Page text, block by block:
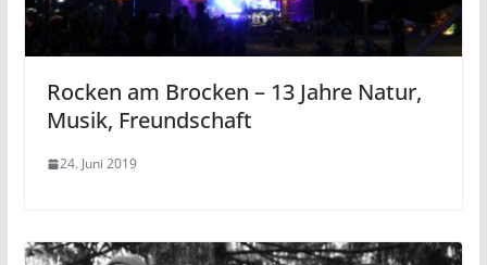
Rocken am Brocken – 13 Jahre Natur,
Musik, Freundschaft
24. Juni 2019